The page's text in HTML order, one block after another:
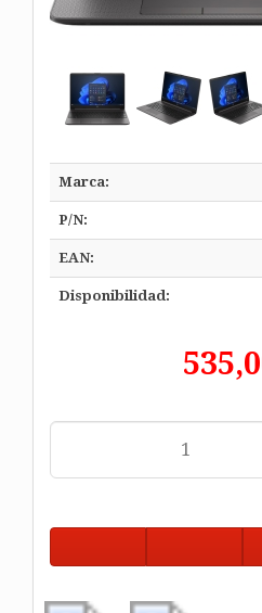
Marca:
P/N:
EAN:
Disponibilidad: